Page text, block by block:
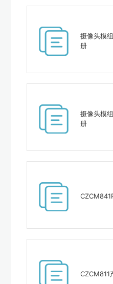
摄像头模
册
摄像头模
册
CZCM811